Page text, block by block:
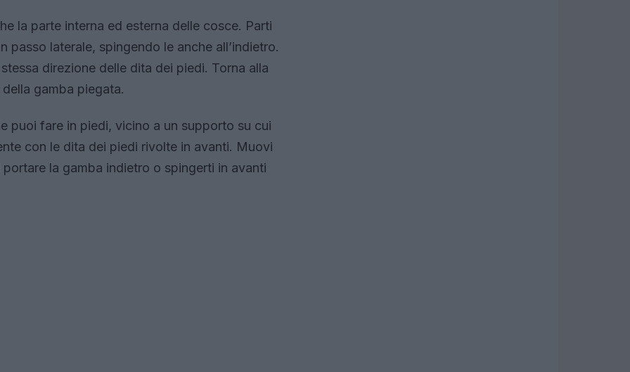
la parte interna ed esterna delle cosce. Parti
passo laterale, spingendo le anche all’indietro.
direzione delle dita dei piedi. Torna alla
gamba piegata.
puoi fare in piedi, vicino a un supporto su cui
con le dita dei piedi rivolte in avanti. Muovi
la gamba indietro o spingerti in avanti